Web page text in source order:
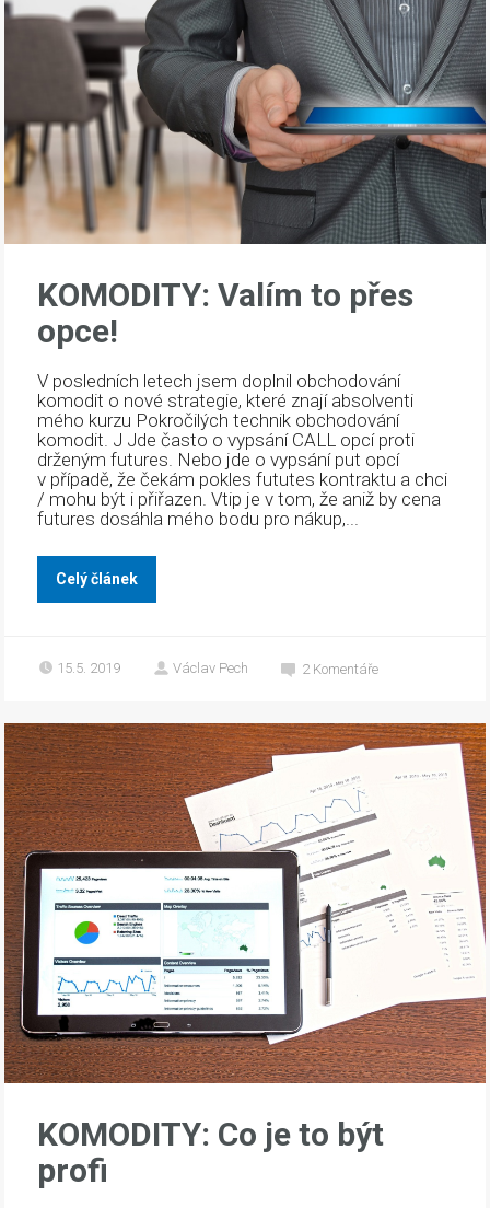
KOMODITY: Valím to přes
opce!
V posledních letech jsem doplnil obchodování
komodit o nové strategie, které znají absolventi
mého kurzu Pokročilých technik obchodování
komodit. J Jde často o vypsání CALL opcí proti
drženým futures. Nebo jde o vypsání put opcí
v případě, že čekám pokles fututes kontraktu a chci
/ mohu být i přiřazen. Vtip je v tom, že aniž by cena
futures dosáhla mého bodu pro nákup,...
Celý článek
15.5. 2019 Václav Pech 2 Komentáře
KOMODITY: Co je to být
profi